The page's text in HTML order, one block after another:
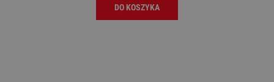
DO KOSZYKA